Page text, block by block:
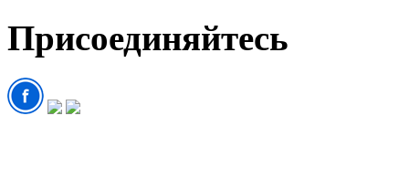
Присоединяйтесь